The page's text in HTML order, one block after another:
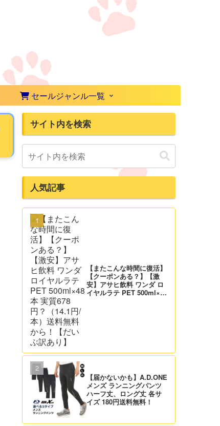
セールジャンル一覧
サイト内を検索
人気記事
【またこんな時間に復活】
【クーポンある？】【激
安】アサヒ飲料 ワンダ ロ
イヤルラテ PET 500ml×48
【届かないかも】A.D.ONE
メンズ ランニングパンツ
ハーフ丈、ロング丈 各サ
イズ 180円送料無料！